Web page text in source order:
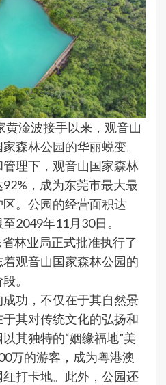
黄淦波接手以来，观音山
森林公园的华丽蜕变。
理下，观音山国家森林
，成为东莞市最大最
。公园的经营面积达
2049年11月30日。
林业局正式批准执行了
观音山国家森林公园的
。
功，不仅在于其自然景
其对传统文化的弘扬和
其独特的“姻缘福地”美
万的游客，成为粤港澳
打卡地。此外，公园还